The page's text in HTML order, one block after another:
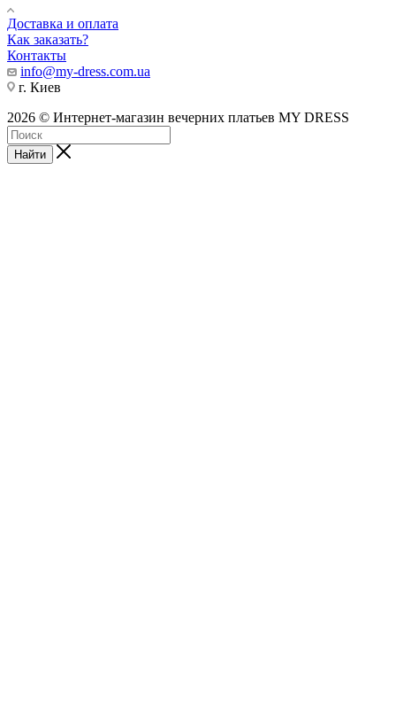
Доставка и оплата
Как заказать?
Контакты
info@my-dress.com.ua
г. Киев
2026 © Интернет-магазин вечерних платьев MY DRESS
Найти